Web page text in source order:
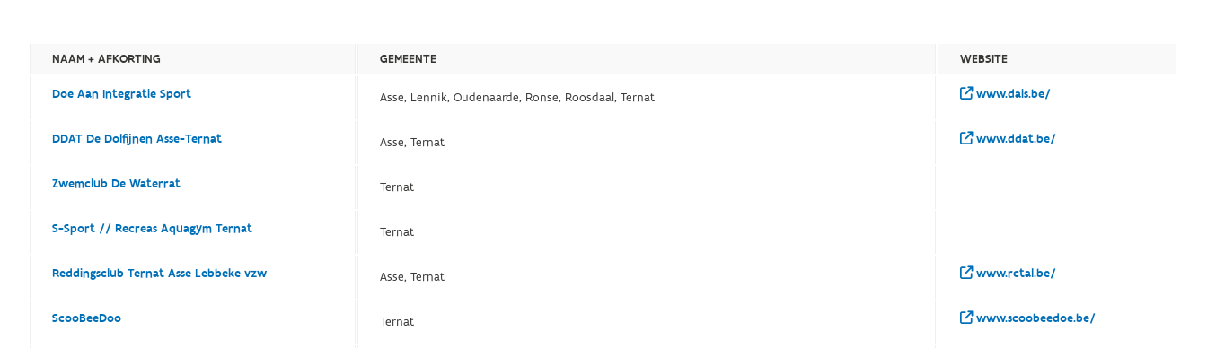
NAAM + AFKORTING GEMEENTE WEBSITE
Doe Aan Integratie Sport Asse, Lennik, Oudenaarde, Ronse, Roosdaal, Ternat www.dais.be/
DDAT De Dolfijnen Asse-Ternat Asse, Ternat www.ddat.be/
Zwemclub De Waterrat Ternat
S-Sport // Recreas Aquagym Ternat Ternat
Reddingsclub Ternat Asse Lebbeke vzw Asse, Ternat www.rctal.be/
ScooBeeDoo Ternat www.scoobeedoe.be/